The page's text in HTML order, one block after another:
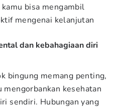
bisa mengambil
mengenai kelanjutan
dan kebahagiaan diri
bingung memang penting,
kesehatan
sendiri. Hubungan yang